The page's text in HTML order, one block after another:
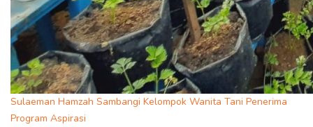
Sulaeman Hamzah Sambangi Kelompok Wanita Tani Penerima
Program Aspirasi